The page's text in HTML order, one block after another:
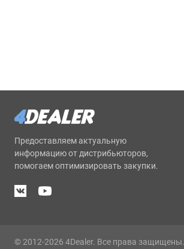
Предоставляем актуальную
информацию от дистрибьюторов,
помогаем оптимизировать закупки.
© 2012-2026 4Dealer. Все права защищены.